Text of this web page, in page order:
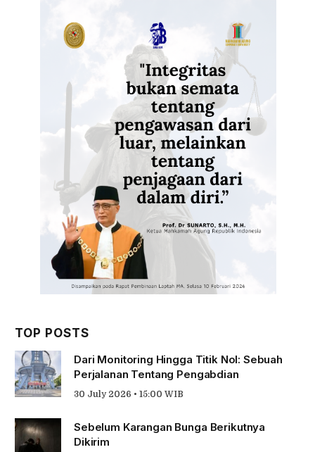
TOP POSTS
Dari Monitoring Hingga Titik Nol: Sebuah
Perjalanan Tentang Pengabdian
30 July 2026 • 15:00 WIB
Sebelum Karangan Bunga Berikutnya
Dikirim